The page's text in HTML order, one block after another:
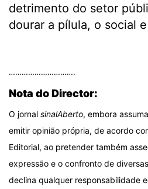
detrimento do setor
dourar a pílula, o social
………………………….
Nota do Director:
O jornal sinalAberto, embora
emitir opinião própria, de acordo
Editorial, ao pretender também
expressão e o confronto de
declina qualquer responsabilidade